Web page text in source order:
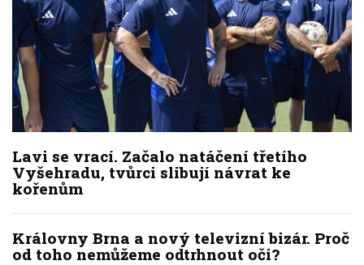
Lavi se vrací. Začalo natáčení třetího
Vyšehradu, tvůrci slibují návrat ke
kořenům
Královny Brna a nový televizní bizár. Proč
od toho nemůžeme odtrhnout oči?